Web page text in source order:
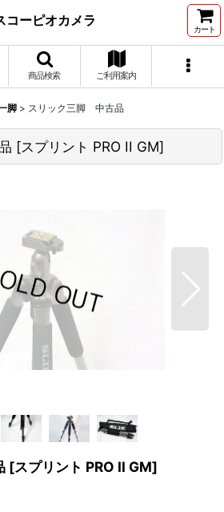
コーピオカメラ
カート
商品検索 ご利用案内
脚 > スリック三脚 中古品
[スプリント PRO II GM]
[スプリント PRO II GM]